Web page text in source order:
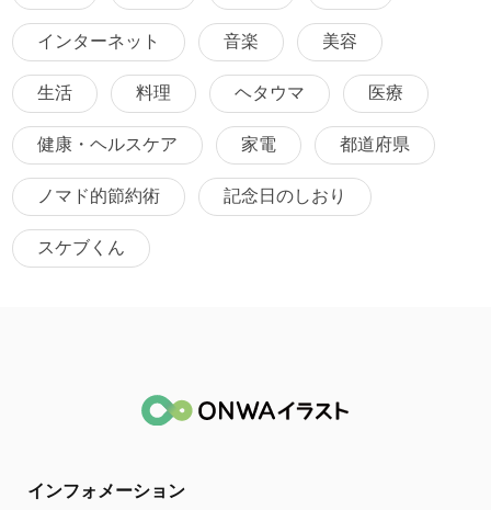
インターネット 音楽 美容
生活 料理 ヘタウマ 医療
健康・ヘルスケア 家電 都道府県
ノマド的節約術 記念日のしおり
スケブくん
インフォメーション